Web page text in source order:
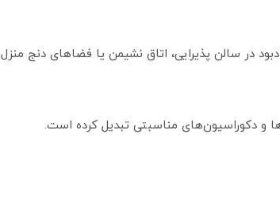
در سالن پذیرایی، اتاق نشیمن یا فضاهای دنج منزل
و دکوراسیون‌های مناسبتی تبدیل کرده است.